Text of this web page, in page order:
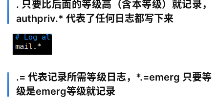
. 只要比后面的等级高（含本等级）就记录，
authpriv.* 代表了任何日志都写下来
.= 代表记录所需等级日志，*.=emerg 只要等
级是emerg等级就记录